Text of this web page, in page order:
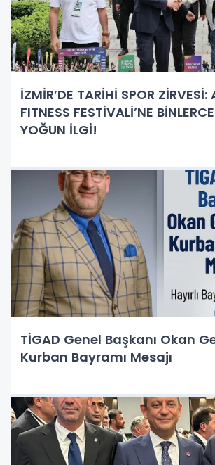
İZMİR’DE TARİHİ SPOR
FITNESS FESTİVALİ’NE
YOĞUN İLGİ!
TİGAD Genel Başkanı Okan
Kurban Bayramı Mesajı